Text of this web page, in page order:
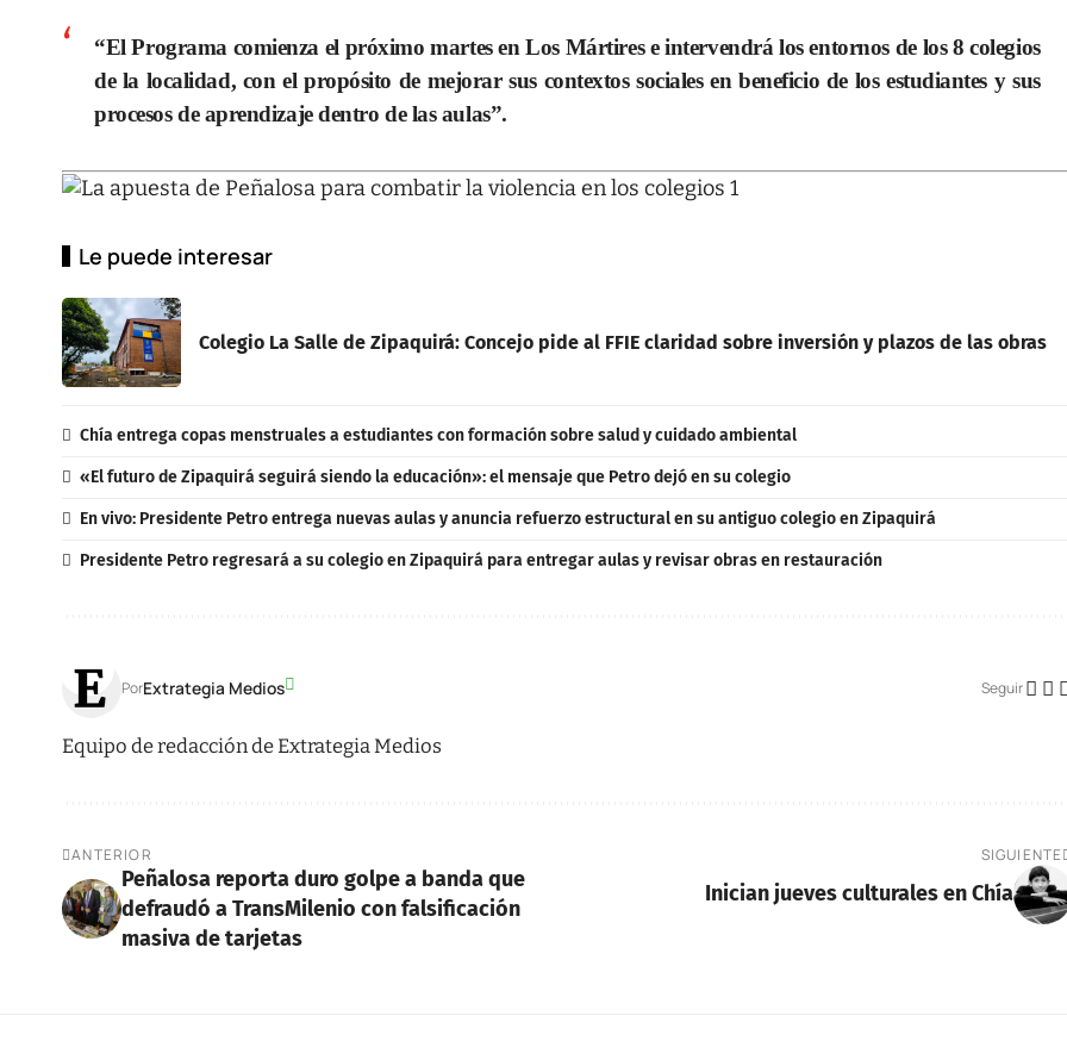
“El Programa comienza el próximo martes en Los Mártires e intervendrá los entornos de los 8 colegios
de la localidad, con el propósito de mejorar sus contextos sociales en beneficio de los estudiantes y sus
procesos de aprendizaje dentro de las aulas”.
Le puede interesar
Colegio La Salle de Zipaquirá: Concejo pide al FFIE claridad sobre inversión y plazos de las obras
Chía entrega copas menstruales a estudiantes con formación sobre salud y cuidado ambiental
«El futuro de Zipaquirá seguirá siendo la educación»: el mensaje que Petro dejó en su colegio
En vivo: Presidente Petro entrega nuevas aulas y anuncia refuerzo estructural en su antiguo colegio en Zipaquirá
Presidente Petro regresará a su colegio en Zipaquirá para entregar aulas y revisar obras en restauración
PorExtrategia Medios Seguir
Equipo de redacción de Extrategia Medios
ANTERIOR
Peñalosa reporta duro golpe a banda que
defraudó a TransMilenio con falsificación
masiva de tarjetas
SIGUIENTE
Inician jueves culturales en Chía